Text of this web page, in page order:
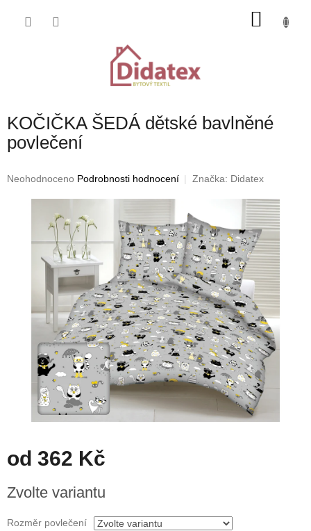
KOČIČKA ŠEDÁ dětské bavlněné
povlečení
Průměrné
hvězdiček.
Neohodnoceno Podrobnosti hodnocení Značka: Didatex
od 362 Kč
cena:
Zvolte variantu
Rozměr povlečení